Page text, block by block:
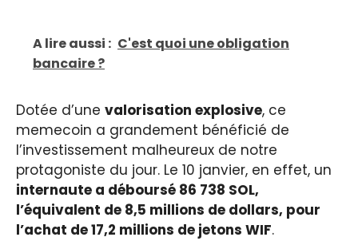
A lire aussi : C'est quoi une obligation
bancaire ?
Dotée d’une valorisation explosive, ce
memecoin a grandement bénéficié de
l’investissement malheureux de notre
protagoniste du jour. Le 10 janvier, en effet, un
internaute a déboursé 86 738 SOL,
l’équivalent de 8,5 millions de dollars, pour
l’achat de 17,2 millions de jetons WIF.